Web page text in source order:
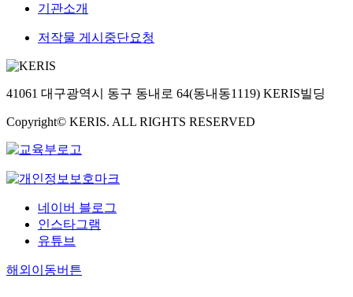
기관소개
저작물 게시중단요청
41061 대구광역시 동구 동내로 64(동내동1119) KERIS빌딩
Copyright© KERIS. ALL RIGHTS RESERVED
네이버 블로그
인스타그램
유튜브
해외이동버튼